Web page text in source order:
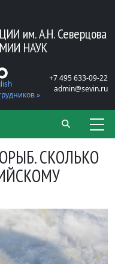
им. А.Н. Северцова
НАУК
»
+7 495 633-09-22
admin@sevin.ru
СКОЛЬКО